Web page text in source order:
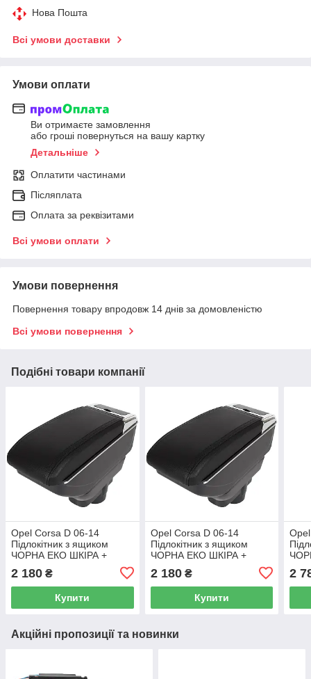
Нова Пошта
Всі умови доставки
Умови оплати
Ви отримаєте замовлення
або гроші повернуться на вашу картку
Детальніше
Оплатити частинами
Післяплата
Оплата за реквізитами
Всі умови оплати
Умови повернення
Повернення товару впродовж 14 днів за домовленістю
Всі умови повернення
Подібні товари компанії
Opel Corsa D 06-14
Підлокітник з ящиком
ЧОРНА ЕКО ШКІРА +
2 180 ₴
Купити
Opel Corsa D 06-14
Підлокітник з ящиком
ЧОРНА ЕКО ШКІРА +
2 180₴
Купити
2
Акційні пропозиції та новинки